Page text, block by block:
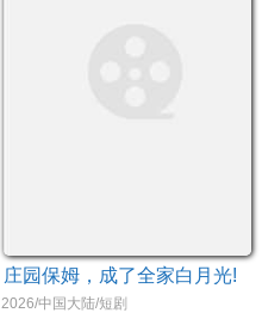
庄园保姆，成了全家白月光!
2026/中国大陆/短剧